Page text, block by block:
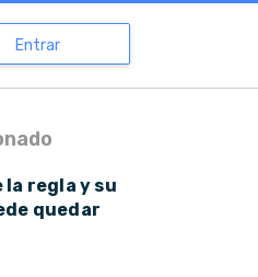
Entrar
la regla y su
quedar